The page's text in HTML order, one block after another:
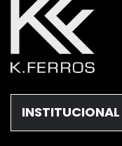
INSTITUCIONAL